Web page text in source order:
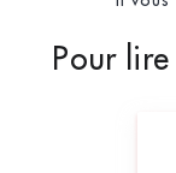
Pour